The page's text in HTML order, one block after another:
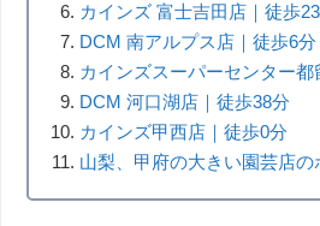
カインズ 富士吉田店｜徒歩
DCM 南アルプス店｜徒歩6分
カインズスーパーセンター
DCM 河口湖店｜徒歩38分
カインズ甲西店｜徒歩0分
山梨、甲府の大きい園芸店の